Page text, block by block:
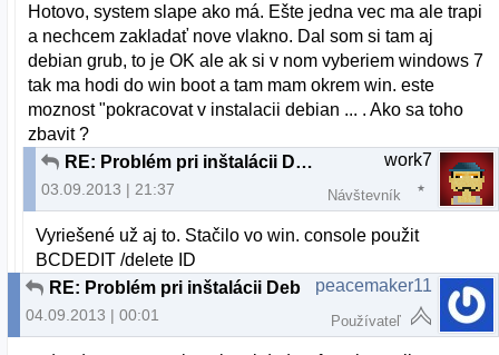
Hotovo, system slape ako má. Ešte jedna vec ma ale trapi
a nechcem zakladať nove vlakno. Dal som si tam aj
debian grub, to je OK ale ak si v nom vyberiem windows 7
tak ma hodi do win boot a tam mam okrem win. este
moznost "pokracovat v instalacii debian ... . Ako sa toho
zbavit ?
RE: Problém pri inštalácii Debian 7.1.0
03.09.2013 | 21:37
work7
Návštevník
Vyriešené už aj to. Stačilo vo win. console použit
BCDEDIT /delete ID
RE: Problém pri inštalácii Debian 7.1.0
04.09.2013 | 00:01
peacemaker11
Používateľ